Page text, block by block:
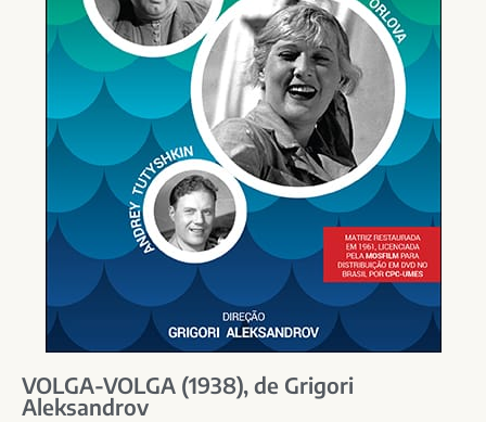
VOLGA-VOLGA (1938), de Grigori
Aleksandrov